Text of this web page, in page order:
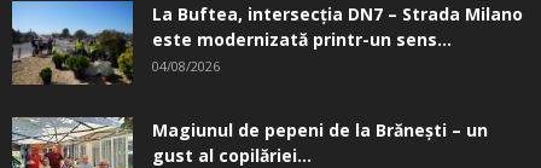
La Buftea, intersecţia DN7 – Strada Milano
este modernizată printr-un sens...
04/08/2026
Magiunul de pepeni de la Brăneşti – un
gust al copilăriei...